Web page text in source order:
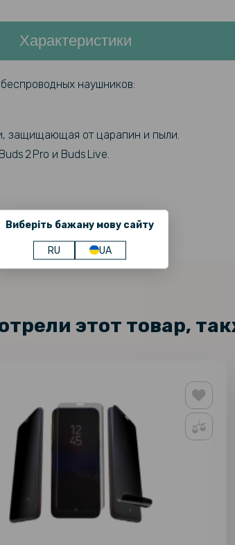
Виберіть бажану мову сайту
RU UA
Характеристики
наушников:
защищающая от царапин и пыли.
2 Pro и Buds Live.
этот товар,